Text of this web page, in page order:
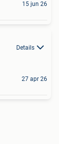
15 jun 26
Details
27 apr 26